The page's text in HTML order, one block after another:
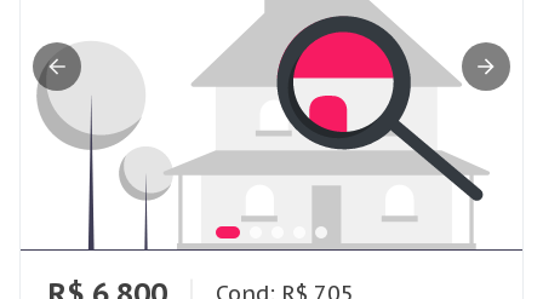
Cond: R$ 705